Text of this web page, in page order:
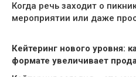
Когда речь заходит о
мероприятии или даже
Кейтеринг нового уровня:
формате увеличивает